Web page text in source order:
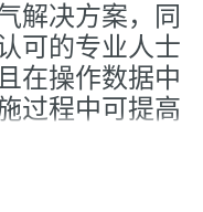
解决方案，同
可的专业人士
在操作数据中
过程中可提高